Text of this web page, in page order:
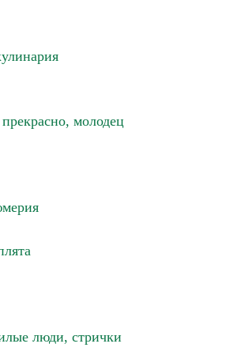
молодец
люди, стрички